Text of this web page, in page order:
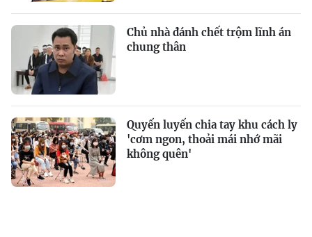
Chủ nhà đánh chết trộm lĩnh án
chung thân
Quyến luyến chia tay khu cách ly
'cơm ngon, thoải mái nhớ mãi
không quên'